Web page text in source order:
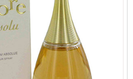
| Lột mụn